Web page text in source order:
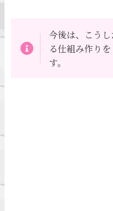
今後は、こう
る仕組み作り
す。